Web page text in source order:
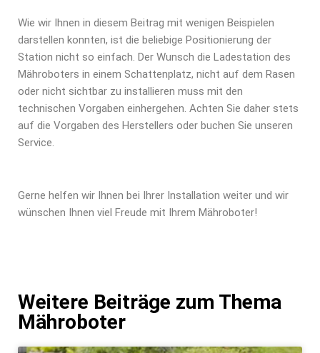
Wie wir Ihnen in diesem Beitrag mit wenigen Beispielen
darstellen konnten, ist die beliebige Positionierung der
Station nicht so einfach. Der Wunsch die Ladestation des
Mähroboters in einem Schattenplatz, nicht auf dem Rasen
oder nicht sichtbar zu installieren muss mit den
technischen Vorgaben einhergehen. Achten Sie daher stets
auf die Vorgaben des Herstellers oder buchen Sie unseren
Service.
Gerne helfen wir Ihnen bei Ihrer Installation weiter und wir
wünschen Ihnen viel Freude mit Ihrem Mähroboter!
Weitere Beiträge zum Thema
Mähroboter